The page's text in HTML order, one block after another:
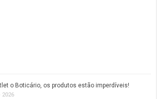
o Boticário, os produtos estão imperdíveis!